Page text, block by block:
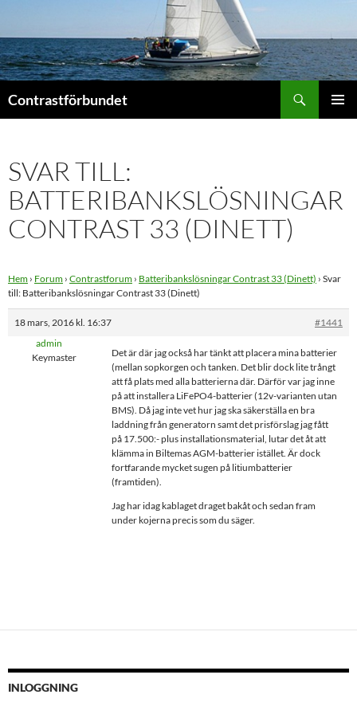
innehåll
Contrastförbundet
SVAR TILL:
BATTERIBANKSLÖSNINGAR
CONTRAST 33 (DINETT)
Hem › Forum › Contrastforum › Batteribankslösningar Contrast 33 (Dinett) › Svar
till: Batteribankslösningar Contrast 33 (Dinett)
18 mars, 2016 kl. 16:37
#1441
admin
Keymaster
Det är där jag också har tänkt att placera mina batterier
(mellan sopkorgen och tanken. Det blir dock lite trångt
att få plats med alla batterierna där. Därför var jag inne
på att installera LiFePO4-batterier (12v-varianten utan
BMS). Då jag inte vet hur jag ska säkerställa en bra
laddning från generatorn samt det prisförslag jag fått
på 17.500:- plus installationsmaterial, lutar det åt att
klämma in Biltemas AGM-batterier istället. Är dock
fortfarande mycket sugen på litiumbatterier
(framtiden).
Jag har idag kablaget draget bakåt och sedan fram
under kojerna precis som du säger.
INLOGGNING